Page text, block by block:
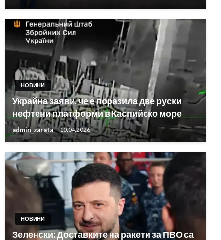
НОВИНИ
Украйна заяви, че е поразила две руски
нефтени платформи в Каспийско море
admin_zarata 10.04.2026
НОВИНИ
Зеленски: Доставките на ракети за ПВО са